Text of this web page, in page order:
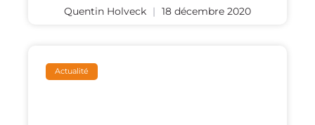
Quentin Holveck 18 décembre 2020
Actualité